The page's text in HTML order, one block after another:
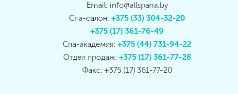
Email: info@allspana.by
Спа-салон:+375 (33) 304-32-20
+375 (17) 361-76-49
Спа-академия:+375 (44) 731-94-22
Отдел продаж: +375 (17) 361-77-28
Факс: +375 (17) 361-77-20